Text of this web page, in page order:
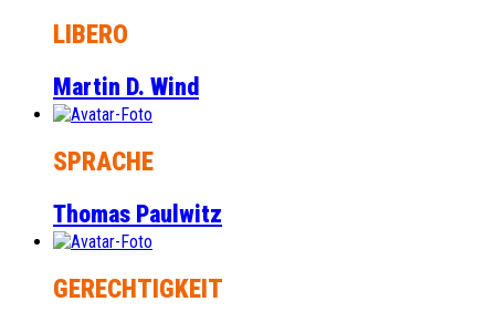
LIBERO
Martin D. Wind
SPRACHE
Thomas Paulwitz
GERECHTIGKEIT